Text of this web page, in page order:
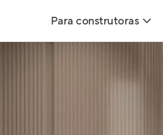
Para construtoras